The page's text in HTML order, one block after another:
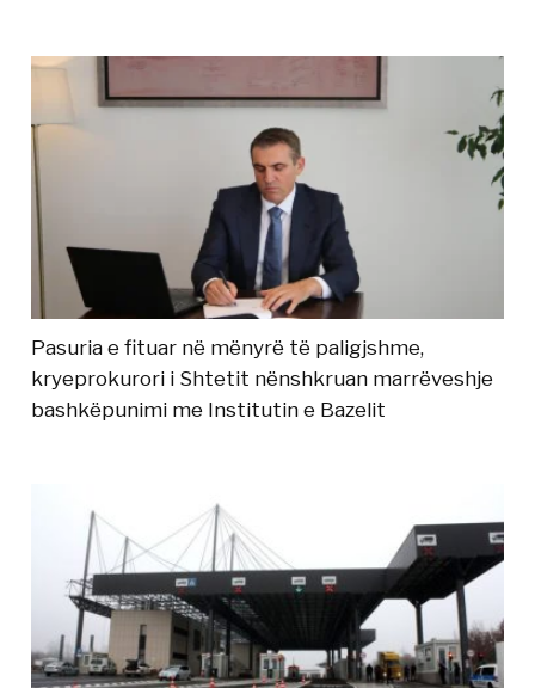
Pasuria e fituar në mënyrë të paligjshme,
kryeprokurori i Shtetit nënshkruan marrëveshje
bashkëpunimi me Institutin e Bazelit